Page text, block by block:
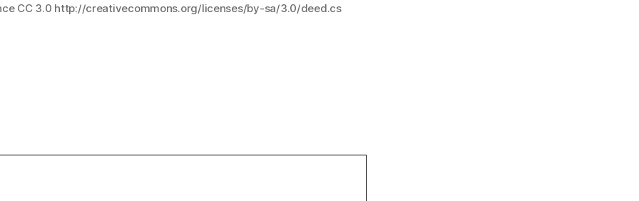
CC 3.0 http://creativecommons.org/licenses/by-sa/3.0/deed.cs